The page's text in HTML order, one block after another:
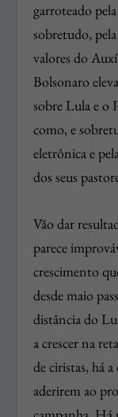
garroteado
sobretudo,
valores do
Bolsonaro
sobre Lula e o
como, e
eletrônica e
dos seus
Vão dar
parece
crescimento
desde maio
distância do
a crescer na
de ciristas, há
aderirem ao